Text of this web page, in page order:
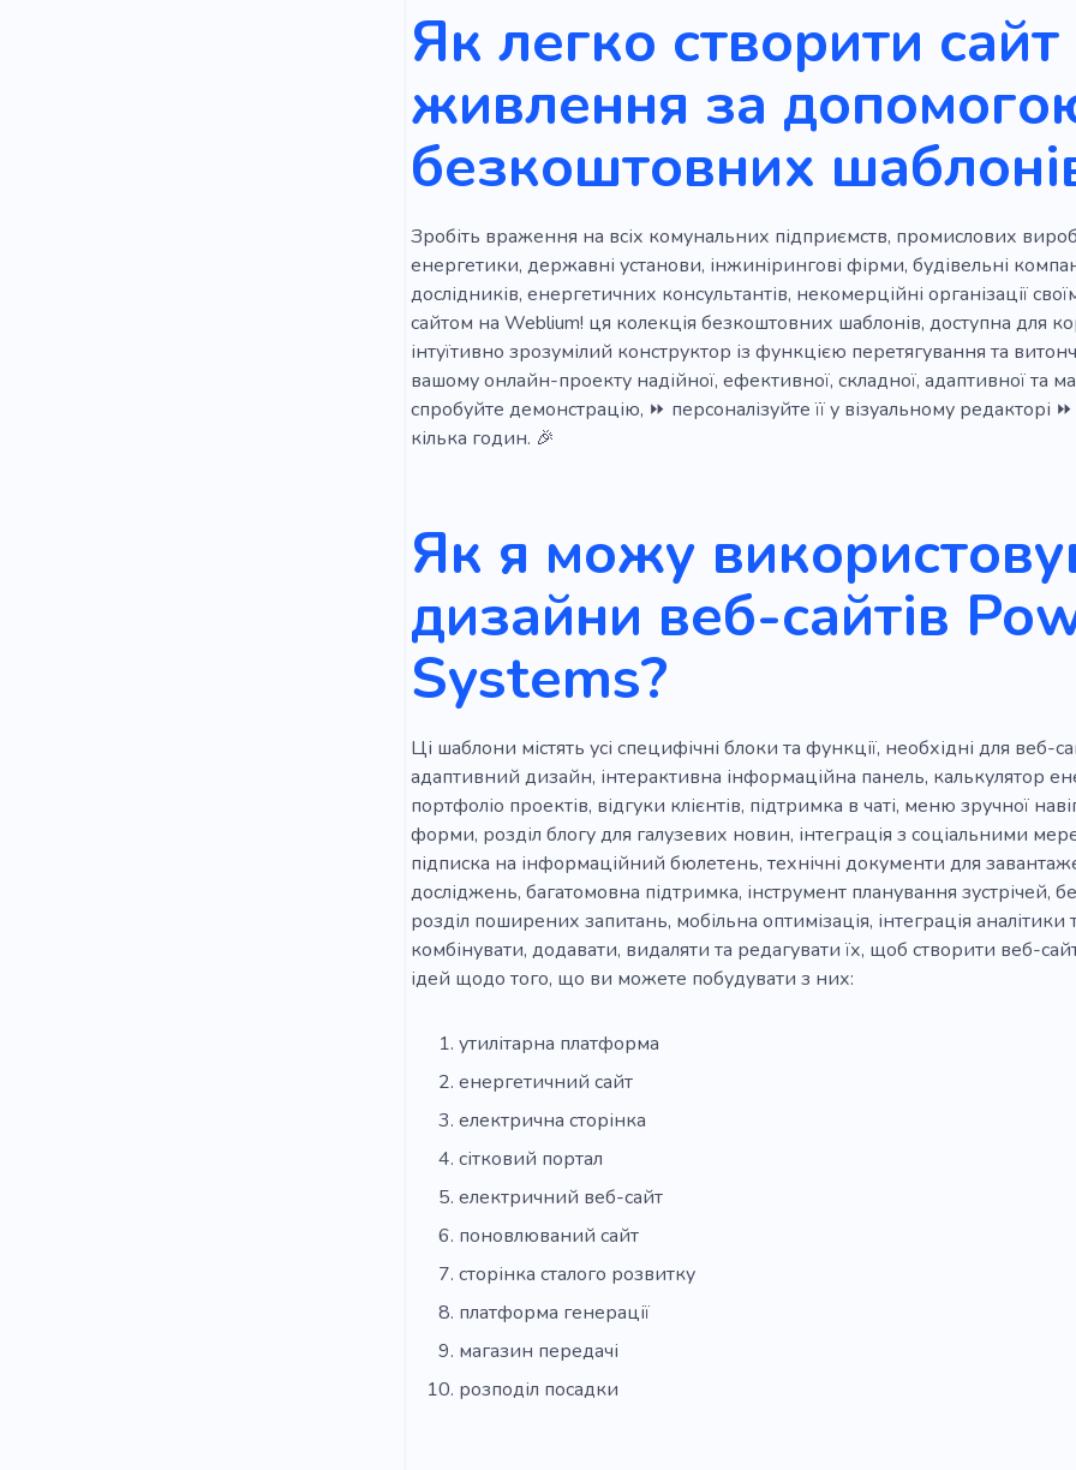
Інвестиції
Компанія Швидка робота
Електронною поштою
Сонячна батарея
Генератор Вітряк Технології
Управління проектами
Інноваційність
Інформація
Інструкції Консультант Діловий квартал
Підприємництво
Працівник Робота Франшиза
Спеціаліст з оновлення
Сайти для бізнесу Світ бізнесу
Підтримка бізнесу
Гроші Торгівля Офісний центр
Місце для коворкінгу
Обговорення
Стихійне лихо
Клімат Глобальне потепління Зелений
Відновлювана енергія
Будівельники Землетрус
Техніка
Реконструкція
Інформативний
Аутсорсинг Обладнання Звітність
Політика
Швидкий Тендер Калькулятор Спонсор
Як легко створити
живлення за
безкоштовних
Зробіть враження на всіх комунальних підприємств, промислових
енергетики, державні установи, інжинірингові фірми, будівельні
дослідників, енергетичних консультантів, некомерційні організації
сайтом на Weblium! ця колекція безкоштовних шаблонів, доступна для
інтуїтивно зрозумілий конструктор із функцією перетягування та
вашому онлайн-проекту надійної, ефективної, складної, адаптивної та
спробуйте демонстрацію, ⏩ персоналізуйте її у візуальному редакторі ⏩
кілька годин. 🎉
Як я можу
дизайни веб-сайтів
Systems?
Ці шаблони містять усі специфічні блоки та функції, необхідні для веб-
адаптивний дизайн, інтерактивна інформаційна панель, калькулятор
портфоліо проектів, відгуки клієнтів, підтримка в чаті, меню зручної
форми, розділ блогу для галузевих новин, інтеграція з соціальними
підписка на інформаційний бюлетень, технічні документи для
досліджень, багатомовна підтримка, інструмент планування зустрічей,
розділ поширених запитань, мобільна оптимізація, інтеграція
комбінувати, додавати, видаляти та редагувати їх, щоб створити веб-
ідей щодо того, що ви можете побудувати з них:
утилітарна платформа
енергетичний сайт
електрична сторінка
сітковий портал
електричний веб-сайт
поновлюваний сайт
сторінка сталого розвитку
платформа генерації
магазин передачі
розподіл посадки